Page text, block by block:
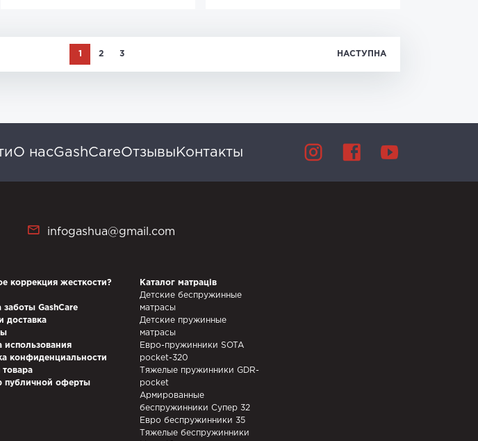
1 2 3 НАСТУПНА
О насGashCareОтзывы Контакты
infogashua@gmail.com
коррекция жесткости?
заботы GashCare
доставка
использования
конфиденциальности
товара
публичной оферты
Каталог матраців
Детские беспружинные
матрасы
Детские пружинные
матрасы
Евро-пружинники SOTA
pocket-320
Тяжелые пружинники GDR-
pocket
Армированные
беспружинники Супер 32
Евро беспружинники 35
Тяжелые беспружинники